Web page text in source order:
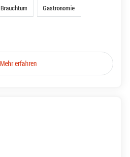
Brauchtum Gastronomie
Mehr erfahren